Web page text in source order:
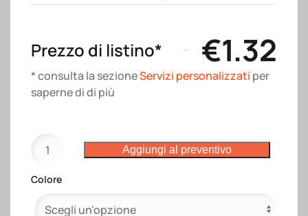
Prezzo di listino* €1.32
* consulta la sezioneServizi personalizzati per
saperne di di più
shopper
in
riciclato
Aggiungi al preventivo
Colore